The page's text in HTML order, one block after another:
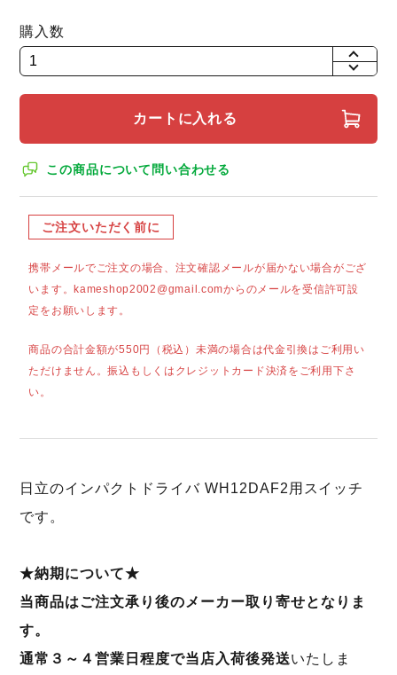
購入数
+
カートに入れる
この商品について問い合わせる
ご注文いただく前に
携帯メールでご注文の場合、注文確認メールが届かない場合がござ
います。kameshop2002@gmail.comからのメールを受信許可設
定をお願いします。
商品の合計金額が550円（税込）未満の場合は代金引換はご利用い
ただけません。振込もしくはクレジットカード決済をご利用下さ
い。
日立のインパクトドライバ WH12DAF2用スイッチ
です。
★納期について★
当商品はご注文承り後のメーカー取り寄せとなりま
す。
通常３～４営業日程度で当店入荷後発送いたしま